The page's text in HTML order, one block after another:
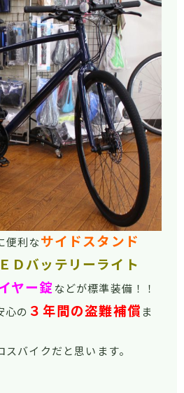
便利なサイドスタンド
Ｄバッテリーライト
ヤー錠 などが標準装備！！
心の ３年間の盗難補償 ま
バイクだと思います。